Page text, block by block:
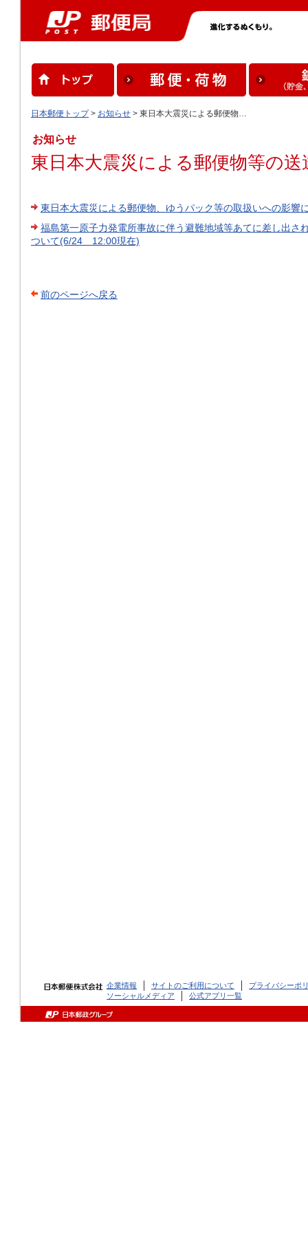
日本郵便トップ> お知らせ > 東日本大震災による郵便物…
お知らせ
東日本大震災による郵便物等の送
東日本大震災による郵便物、ゆうパック等の取扱いへの影
福島第一原子力発電所事故に伴う避難地域等あてに差し出さ
ついて(6/24 12:00現在)
前のページへ戻る
企業情報 サイトのご利用について
プライバシーポ
ソーシャルメディア
公式アプリ一覧